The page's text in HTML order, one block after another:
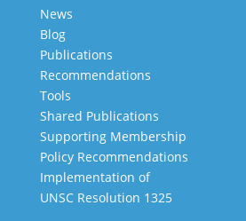
News
Blog
Publications
Recommendations
Tools
Shared Publications
Supporting Membership
Policy Recommendations
Implementation of
UNSC Resolution 1325